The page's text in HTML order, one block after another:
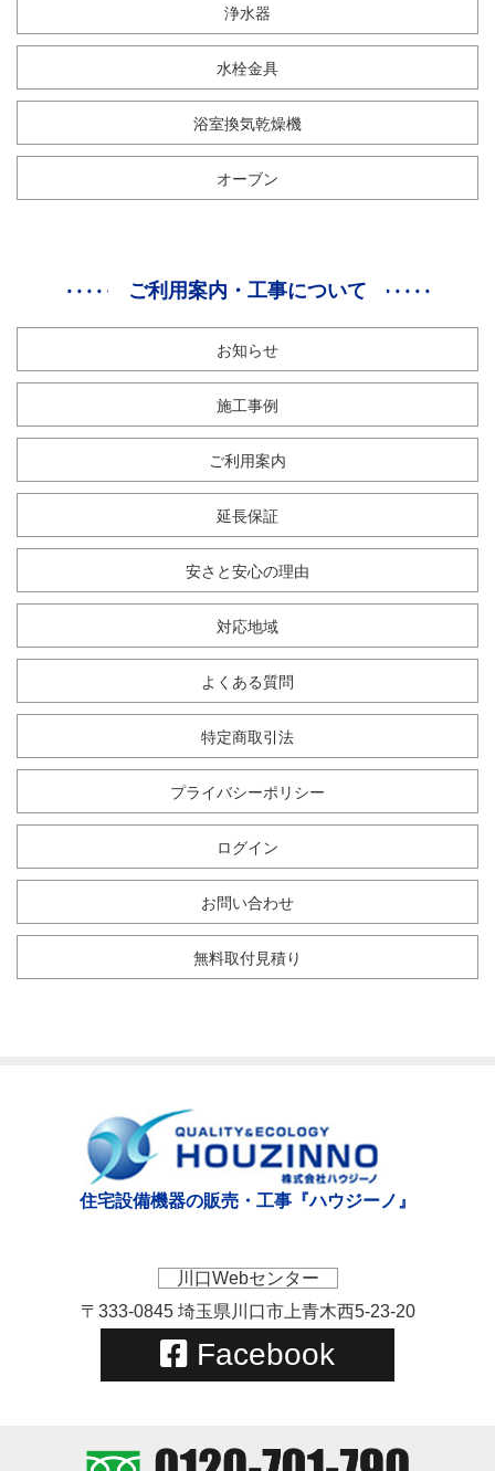
浄水器
水栓金具
浴室換気乾燥機
オーブン
ご利用案内・工事について
お知らせ
施工事例
ご利用案内
延長保証
安さと安心の理由
対応地域
よくある質問
特定商取引法
プライバシーポリシー
ログイン
お問い合わせ
無料取付見積り
住宅設備機器の販売・工事『ハウジーノ』
川口Webセンター
〒333-0845 埼玉県川口市上青木西5-23-20
Facebook